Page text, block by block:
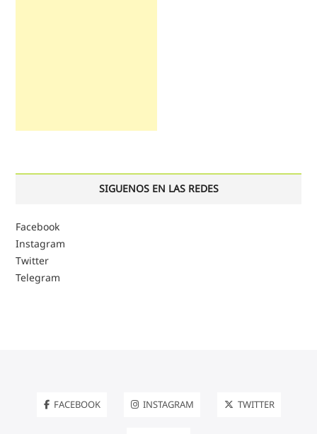
SIGUENOS EN LAS REDES
Facebook
Instagram
Twitter
Telegram
FACEBOOK INSTAGRAM TWITTER